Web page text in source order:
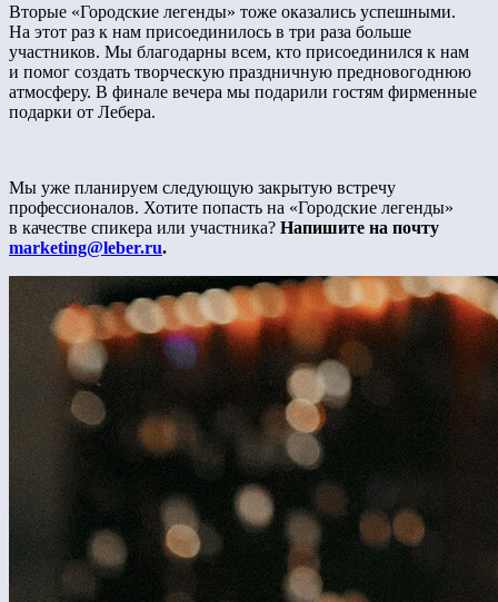
Вторые «Городские легенды» тоже оказались успешными.
На этот раз к нам присоединилось в три раза больше
участников. Мы благодарны всем, кто присоединился к нам
и помог создать творческую праздничную предновогоднюю
атмосферу. В финале вечера мы подарили гостям фирменные
подарки от Лебера.
Мы уже планируем следующую закрытую встречу
профессионалов. Хотите попасть на «Городские легенды»
в качестве спикера или участника? Напишите на почту
marketing@leber.ru.